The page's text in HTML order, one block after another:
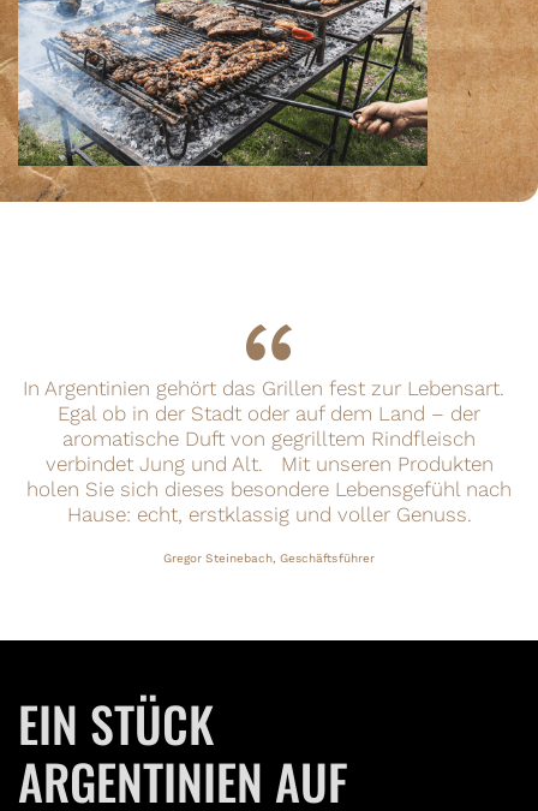
“
In Argentinien gehört das Grillen fest zur Lebensart.
Egal ob in der Stadt oder auf dem Land – der
aromatische Duft von gegrilltem Rindfleisch
verbindet Jung und Alt. Mit unseren Produkten
holen Sie sich dieses besondere Lebensgefühl nach
Hause: echt, erstklassig und voller Genuss.
Gregor Steinebach, Geschäftsführer
EIN STÜCK
ARGENTINIEN AUF